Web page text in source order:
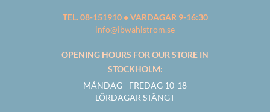
TEL. 08-151910 • VARDAGAR 9-16:30
info@ibwahlstrom.se
OPENING HOURS FOR OUR STORE IN
STOCKHOLM:
MÅNDAG - FREDAG 10-18
LÖRDAGAR STÄNGT